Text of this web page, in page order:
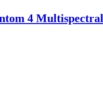
4 Multispectral